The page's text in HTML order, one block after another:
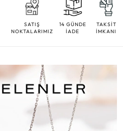
SATIŞ
NOKTALARIMIZ
14 GÜNDE
İADE
TAKSİT
İMKANI